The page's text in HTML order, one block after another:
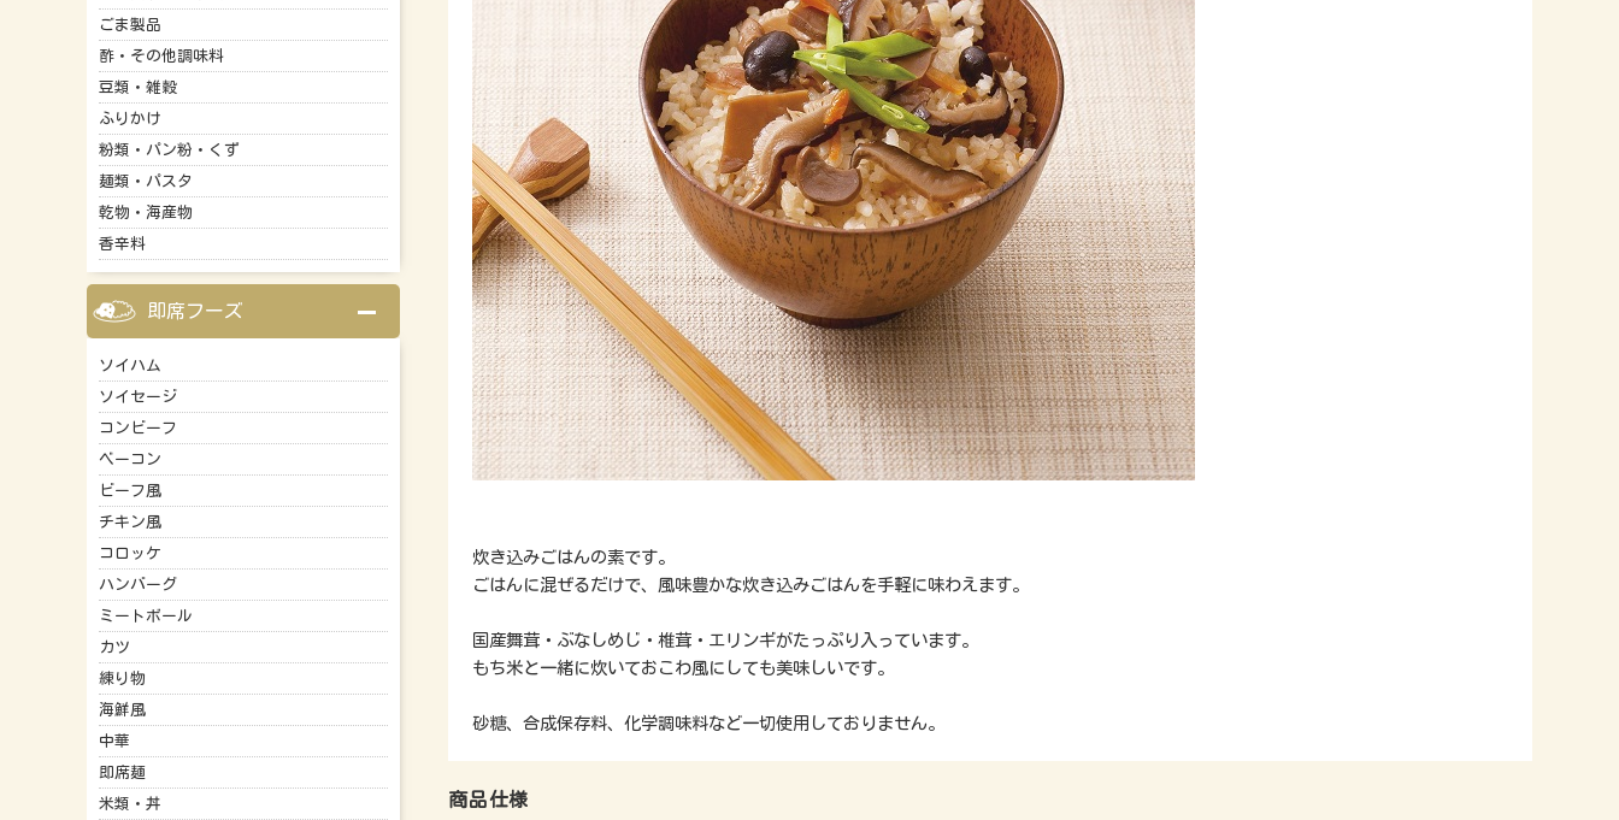
炊き込みごはんの素です。
ごはんに混ぜるだけで、風味豊かな炊き込みごはんを手軽に味わえます。
国産舞茸・ぶなしめじ・椎茸・エリンギがたっぷり入っています。
もち米と一緒に炊いておこわ風にしても美味しいです。
砂糖、合成保存料、化学調味料など一切使用しておりません。
商品仕様
ごま製品
酢・その他調味料
豆類・雑穀
ふりかけ
粉類・パン粉・くず
麺類・パスタ
乾物・海産物
香辛料
即席フーズ
ソイハム
ソイセージ
コンビーフ
ベーコン
ビーフ風
チキン風
コロッケ
ハンバーグ
ミートボール
カツ
練り物
海鮮風
中華
即席麺
米類・丼